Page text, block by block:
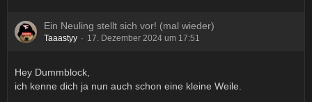
Ein Neuling stellt sich vor! (mal wieder)
Taaastyy 17. Dezember 2024 um 17:51
Hey Dummblock,
ich kenne dich ja nun auch schon eine kleine Weile.